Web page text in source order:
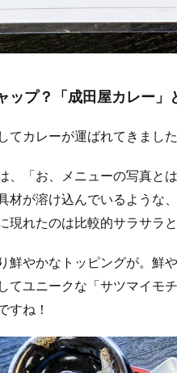
ップ？「成田屋カレー」
てカレーが運ばれてきまし
、「お、メニューの写真と
材が溶け込んでいるような
現れたのは比較的サラサラ
鮮やかなトッピングが。鮮
てユニークな「サツマイモ
すね！